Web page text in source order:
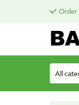
Order
All